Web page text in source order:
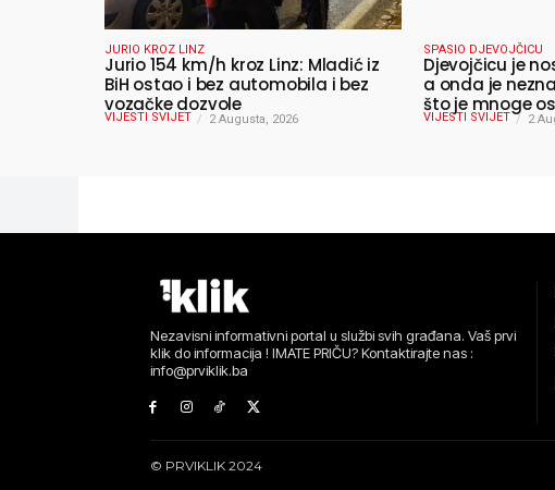
JURIO KROZ LINZ
Jurio 154 km/h kroz Linz: Mladić iz
BiH ostao i bez automobila i bez
vozačke dozvole
VIJESTI SVIJET 2 Augusta, 2026
SPASIO DJEVOJČICU
Djevojčicu je
a onda je
što je mnoge
VIJESTI SVIJET 2
Nezavisni informativni portal u službi svih građana. Vaš prvi
klik do informacija ! IMATE PRIČU? Kontaktirajte nas :
info@prviklik.ba
© PRVIKLIK 2024